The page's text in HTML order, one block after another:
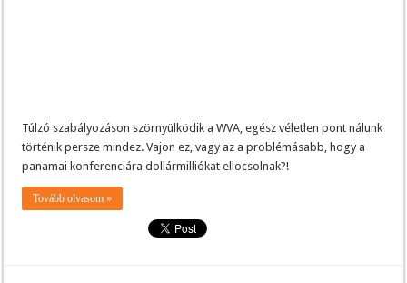
Túlzó szabályozáson szörnyülködik a WVA, egész véletlen pont nálunk
történik persze mindez. Vajon ez, vagy az a problémásabb, hogy a
panamai konferenciára dollármilliókat ellocsolnak?!
Tovább olvasom »